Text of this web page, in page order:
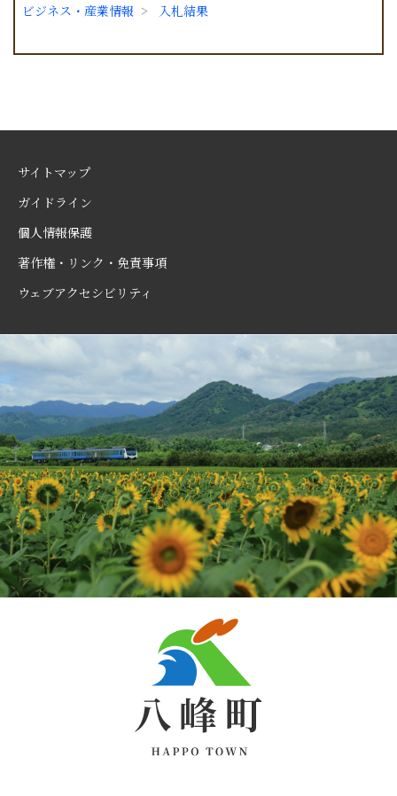
ビジネス・産業情報 入札結果
サイトマップ
ガイドライン
個人情報保護
著作権・リンク・免責事項
ウェブアクセシビリティ